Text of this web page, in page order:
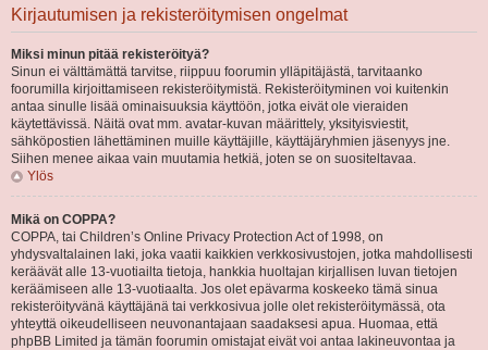
Kirjautumisen ja rekisteröitymisen ongelmat
Miksi minun pitää rekisteröityä?
Sinun ei välttämättä tarvitse, riippuu foorumin ylläpitäjästä, tarvitaanko
foorumilla kirjoittamiseen rekisteröitymistä. Rekisteröityminen voi kuitenkin
antaa sinulle lisää ominaisuuksia käyttöön, jotka eivät ole vieraiden
käytettävissä. Näitä ovat mm. avatar-kuvan määrittely, yksityisviestit,
sähköpostien lähettäminen muille käyttäjille, käyttäjäryhmien jäsenyys jne.
Siihen menee aikaa vain muutamia hetkiä, joten se on suositeltavaa.
Ylös
Mikä on COPPA?
COPPA, tai Children’s Online Privacy Protection Act of 1998, on
yhdysvaltalainen laki, joka vaatii kaikkien verkkosivustojen, jotka mahdollisesti
keräävät alle 13-vuotiailta tietoja, hankkia huoltajan kirjallisen luvan tietojen
keräämiseen alle 13-vuotiaalta. Jos olet epävarma koskeeko tämä sinua
rekisteröityvänä käyttäjänä tai verkkosivua jolle olet rekisteröitymässä, ota
yhteyttä oikeudelliseen neuvonantajaan saadaksesi apua. Huomaa, että
phpBB Limited ja tämän foorumin omistajat eivät voi antaa lakineuvontaa ja